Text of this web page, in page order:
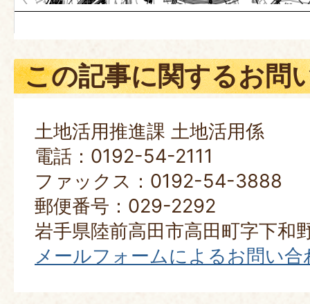
この記事に関するお問
土地活用推進課 土地活用係
電話：0192-54-2111
ファックス：0192-54-3888
郵便番号：029-2292
岩手県陸前高田市高田町字下和
メールフォームによるお問い合